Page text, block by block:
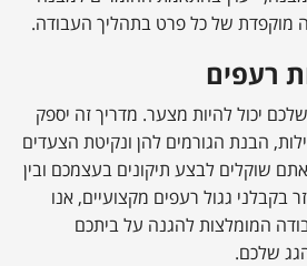
מוקפדת של כל פרט בתהליך העבודה.
רעפים
יכול להיות מצער. מדריך זה יספק
הבנת הגורמים להן ונקיטת הצעדים
אתם שוקלים לבצע תיקונים בעצמכם ובין
בקבלני גגול רעפים מקצועיים, אנו
המומלצות להגנה על ביתכם
שלכם.